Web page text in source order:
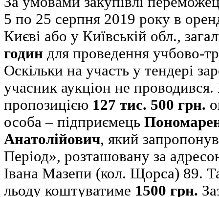
5 по 25 серпня 2019 року в
Києві або у Київській обл.,
годин для проведення учбово-
Оскільки на участь у тендері
учасник аукціон не
пропозицією 127 тис. 500 грн.
особа – підприємець
Анатолійович, який
Період», розташовану за
Івана Мазепи (кол. Щорса) 89.
льоду коштуватиме 1500 грн.